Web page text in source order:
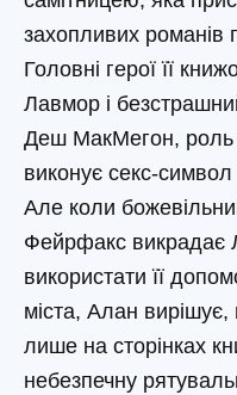
захопливих романів
Головні герої її
Лавмор і
Деш МакМегон, роль
виконує секс-
Але коли
Фейрфакс викрадає
використати її
міста, Алан
лише на сторінках
небезпечну